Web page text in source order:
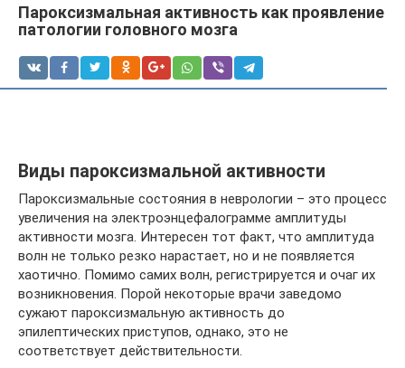
Пароксизмальная активность как проявление
патологии головного мозга
Виды пароксизмальной активности
Пароксизмальные состояния в неврологии – это процесс
увеличения на электроэнцефалограмме амплитуды
активности мозга. Интересен тот факт, что амплитуда
волн не только резко нарастает, но и не появляется
хаотично. Помимо самих волн, регистрируется и очаг их
возникновения. Порой некоторые врачи заведомо
сужают пароксизмальную активность до
эпилептических приступов, однако, это не
соответствует действительности.